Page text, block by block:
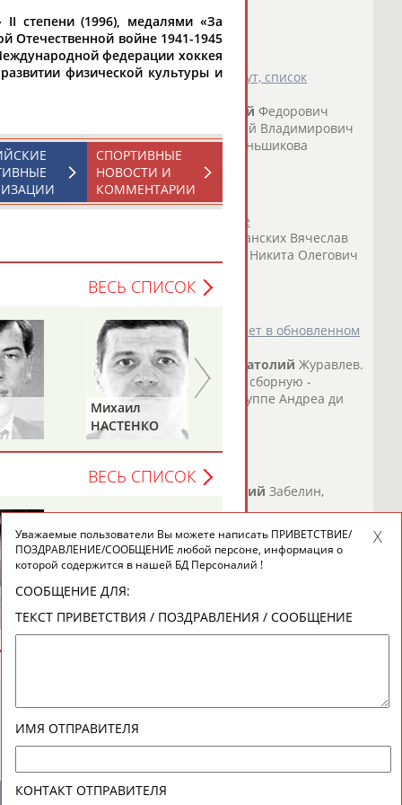
огня пройдет в Архангельске (маршрут, список
Анатолий Федорович
Беспалова Ирина... ... Мартынюк Сергей Владимирович
МельниковВикторАнатольевич Меньшикова
СТАДИОН
огня в Санкт-Петербурге
Алябьев
Николаевич Ананских Вячеслав
Никита Олегович
СТАДИОН
чемпионат мира в Испании предстанет в обновленном
тренер российской команды
Анатолий Журавлев.
на то,... ...на попадание в основную сборную -
. Последний тренируется в группе Андреа ди
СТАДИОН
клубе «Динамо-Москва»
Александр Александров,
Анатолий Забелин,
и Виктор...
СТАДИОН
главы Минспорта
по физической культуре, спорту и туризму
СергейМельников, который ранее работал ...
СТАДИОН)
степени (1996), медалями «За
Отечественной войне 1941-1945
федерации хоккея
физической культуры и
СПОРТИВНЫЕ
НОВОСТИ И
КОММЕНТАРИИ
ВЕСЬ СПИСОК
Михаил
НАСТЕНКО
Павел
ВЕСЬ СПИСОК
Уважаемые пользователи Вы можете написать ПРИВЕТСТВИЕ/
ПОЗДРАВЛЕНИЕ/СООБЩЕНИЕ любой персоне, информация о
которой содержится в нашей БД Персоналий !
СООБЩЕНИЕ ДЛЯ:
ТЕКСТ ПРИВЕТСТВИЯ / ПОЗДРАВЛЕНИЯ / СООБЩЕНИЕ
ИМЯ ОТПРАВИТЕЛЯ
КОНТАКТ ОТПРАВИТЕЛЯ